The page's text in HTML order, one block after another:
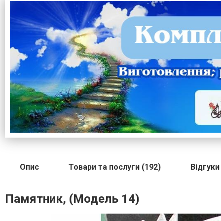
Опис Товари та послуги (192)
Памятник, (Модель 14)